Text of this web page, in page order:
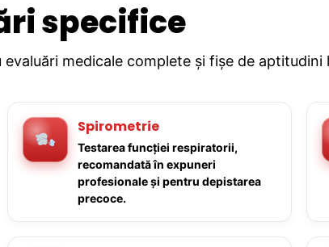
specifice
medicale complete și fișe de aptitudini
Spirometrie
Testarea funcției respiratorii,
recomandată în expuneri
profesionale și pentru depistarea
precoce.